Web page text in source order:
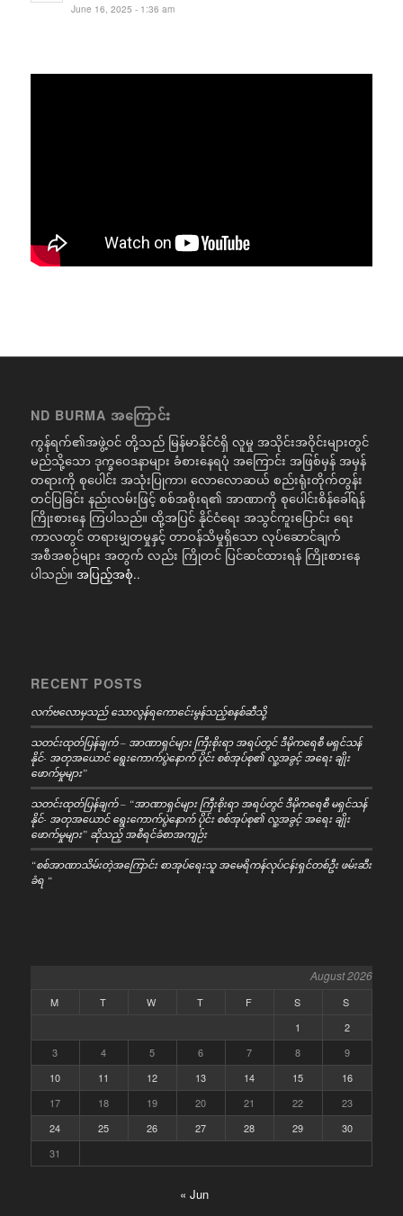
June 16, 2025 - 1:36 am
ND BURMA အကြောင်း
ကွန်ရက်၏အဖွဲ့ဝင် တို့သည် မြန်မာနိုင်ငံရှိ လူမှု အသိုင်းအဝိုင်းများတွင်
မည်သို့သော ဒုက္ခဝေဒနာများ ခံစားနေရပုံ အကြောင်း အဖြစ်မှန် အမှန်
တရားကို စုပေါင်း အသုံးပြုကာ၊ လောလောဆယ် စည်းရုံးတိုက်တွန်း
တင်ပြခြင်း နည်းလမ်းဖြင့် စစ်အစိုးရ၏ အာဏာကို စုပေါင်းစိန်ခေါ်ရန်
ကြိုးစားနေ ကြပါသည်။ ထို့အပြင် နိုင်ငံရေး အသွင်ကူးပြောင်း ရေး
ကာလတွင် တရားမျှတမှုနှင့် တာဝန်သိမှုရှိသော လုပ်ဆောင်ချက်
အစီအစဉ်များ အတွက် လည်း ကြိုတင် ပြင်ဆင်ထားရန် ကြိုးစားနေ
ပါသည်။ အပြည့်အစုံ..
RECENT POSTS
လက်ဗလောမှသည် သောလွန်ရကောင်ေးမွန်သည့်စနစ်ဆီသို့
သတင်းထုတ်ပြန်ချက် – အာဏာရှင်များ ကြီးစိုးရာ အရပ်တွင် ဒီမိုကရေစီ မရှင်သန်
နိုင်- အတုအယောင် ရွေးကောက်ပွဲနောက် ပိုင်း စစ်အုပ်စု၏ လူ့အခွင့် အရေး ချိုး
ဖောက်မှုများ”
သတင်းထုတ်ပြန်ချက် – “အာဏာရှင်များ ကြီးစိုးရာ အရပ်တွင် ဒီမိုကရေစီ မရှင်သန်
နိုင်- အတုအယောင် ရွေးကောက်ပွဲနောက် ပိုင်း စစ်အုပ်စု၏ လူ့အခွင့် အရေး ချိုး
ဖောက်မှုများ” ဆိုသည့် အစီရင်ခံစာအကျဉ်း
“စစ်အာဏာသိမ်းတဲ့အကြောင်း စာအုပ်ရေးသူ အမေရိကန်လုပ်ငန်းရှင်တစ်ဦး ဖမ်းဆီး
ခံရ “
August 2026
M T W T F S
S
1
2
3
4 5 6 7 8
9
10
11 12 13 14 15
16
17
18 19 20 21 22
23
24
25 26 27 28 29
30
31
« Jun